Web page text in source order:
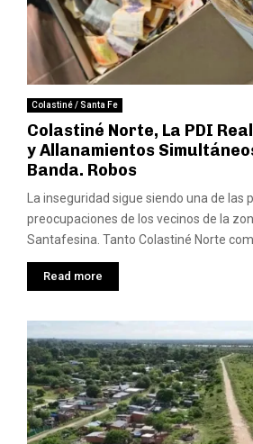
Colastiné / Santa Fe
Colastiné Norte, La PDI
y Allanamientos
Banda. Robos
La inseguridad sigue siendo una de las
preocupaciones de los vecinos de la
Santafesina. Tanto Colastiné Norte
Read more